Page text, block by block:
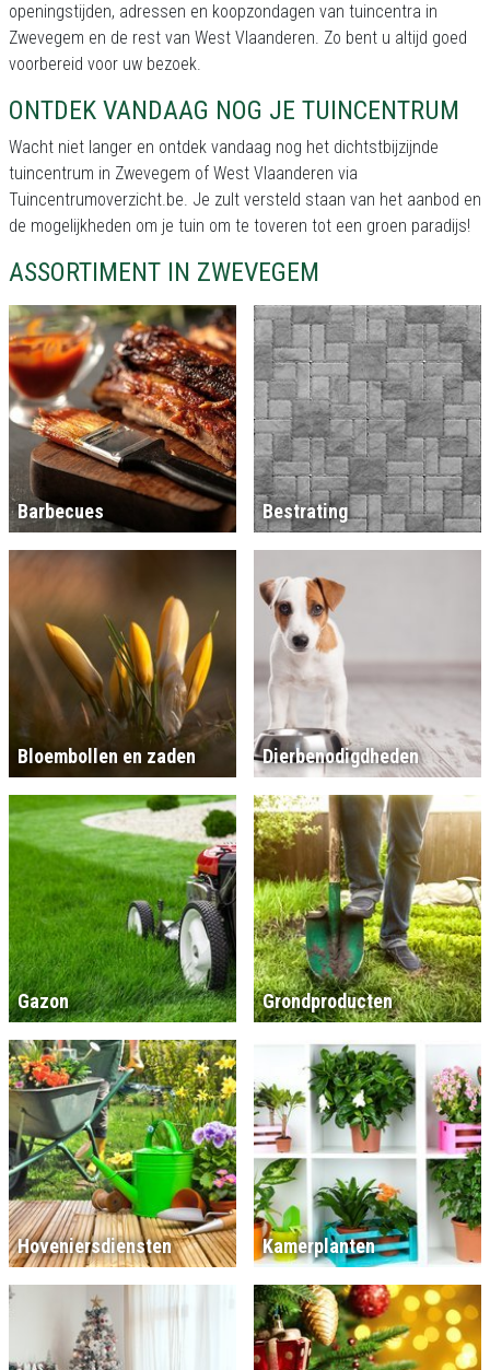
openingstijden, adressen en koopzondagen van tuincentra in
Zwevegem en de rest van West Vlaanderen. Zo bent u altijd goed
voorbereid voor uw bezoek.
ONTDEK VANDAAG NOG JE TUINCENTRUM
Wacht niet langer en ontdek vandaag nog het dichtstbijzijnde
tuincentrum in Zwevegem of West Vlaanderen via
Tuincentrumoverzicht.be. Je zult versteld staan van het aanbod en
de mogelijkheden om je tuin om te toveren tot een groen paradijs!
ASSORTIMENT IN ZWEVEGEM
Barbecues Bestrating
Bloembollen en zaden Dierbenodigdheden
Gazon Grondproducten
Hoveniersdiensten Kamerplanten